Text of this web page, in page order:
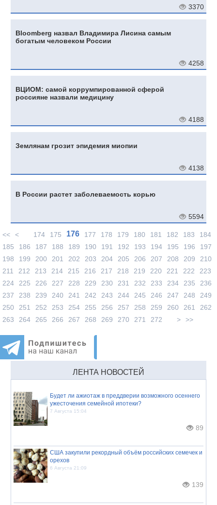
3370
Bloomberg назвал Владимира Лисина самым
богатым человеком России
4258
ВЦИОМ: самой коррумпированной сферой
россияне назвали медицину
4188
Землянам грозит эпидемия миопии
4138
В России растет заболеваемость корью
5594
<< < 174 175 176 177 178 179 180 181 182 183
184
185
186 187 188 189 190 191 192 193 194 195 196
197
198
199 200 201 202 203 204 205 206 207 208 209
210
211
212 213 214 215 216 217 218 219 220 221 222
223
224
225 226 227 228 229 230 231 232 233 234 235
236
237
238 239 240 241 242 243 244 245 246 247 248
249
250
251 252 253 254 255 256 257 258 259 260 261
262
263
264 265 266 267 268 269 270 271 272 > >>
ЛЕНТА НОВОСТЕЙ
Будет ли ажиотаж в преддверии возможного осеннего
ужесточения семейной ипотеки?
7 Августа 15:04
89
США закупили рекордный объём российских семечек и
орехов
6 Августа 21:09
139